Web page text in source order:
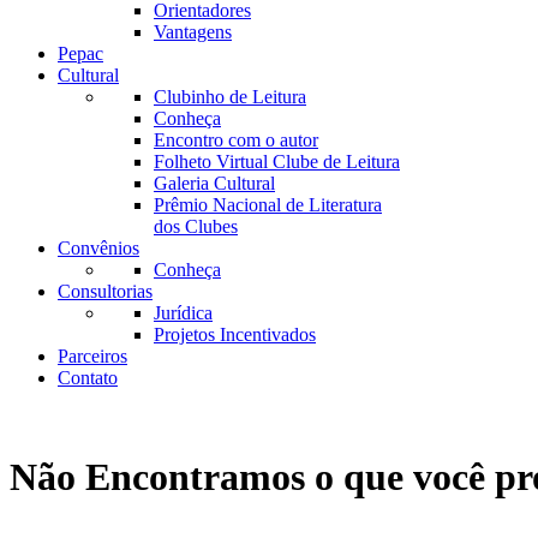
Orientadores
Vantagens
Pepac
Cultural
Clubinho de Leitura
Conheça
Encontro com o autor
Folheto Virtual Clube de Leitura
Galeria Cultural
Prêmio Nacional de Literatura
dos Clubes
Convênios
Conheça
Consultorias
Jurídica
Projetos Incentivados
Parceiros
Contato
Não Encontramos o que você